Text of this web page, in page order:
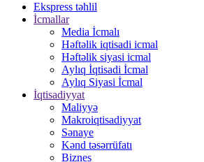
Ekspress təhlil
İcmallar
Media İcmalı
Həftəlik iqtisadi icmal
Həftəlik siyasi icmal
Aylıq İqtisadi İcmal
Aylıq Siyasi İcmal
İqtisadiyyat
Maliyyə
Makroiqtisadiyyat
Sənaye
Kənd təsərrüfatı
Biznes